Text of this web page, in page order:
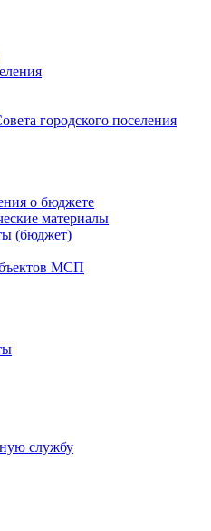
городского поселения
о бюджете
материалы
(бюджет)
МСП
службу